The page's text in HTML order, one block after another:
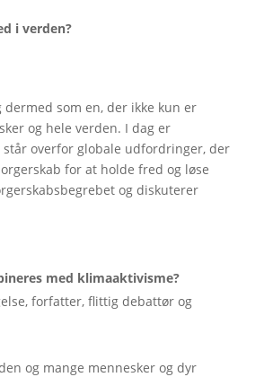
i verden?
som en, der ikke kun er
og hele verden. I dag er
overfor globale udfordringer, der
for at holde fred og løse
og diskuterer
med klimaaktivisme?
forfatter, flittig debattør og
og mange mennesker og dyr